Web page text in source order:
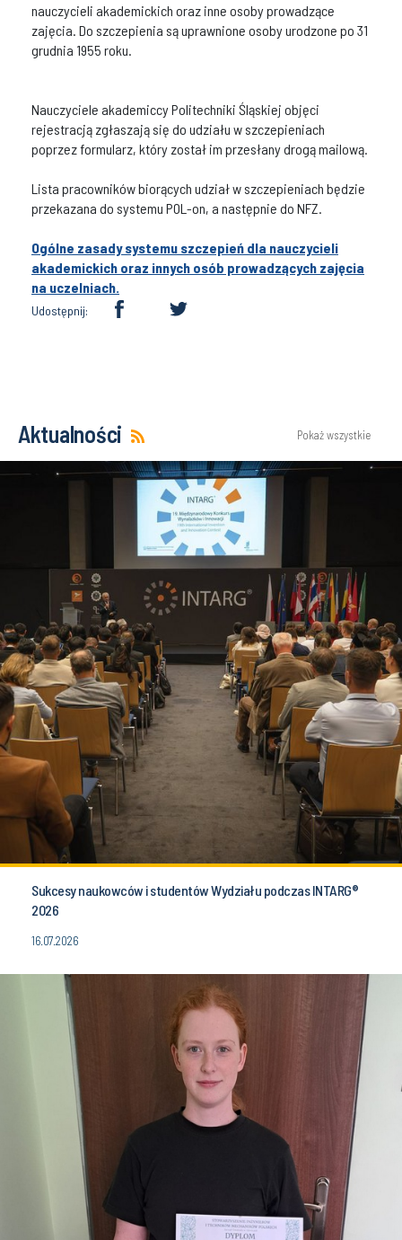
nauczycieli akademickich oraz inne osoby prowadzące
zajęcia. Do szczepienia są uprawnione osoby urodzone po 31
grudnia 1955 roku.
Nauczyciele akademiccy Politechniki Śląskiej objęci
rejestracją zgłaszają się do udziału w szczepieniach
poprzez formularz, który został im przesłany drogą mailową.
Lista pracowników biorących udział w szczepieniach będzie
przekazana do systemu POL-on, a następnie do NFZ.
Ogólne zasady systemu szczepień dla nauczycieli
akademickich oraz innych osób prowadzących zajęcia
na uczelniach.
Udostępnij:
Aktualności Pokaż wszystkie
Sukcesy naukowców i studentów Wydziału podczas INTARG®
2026
16.07.2026